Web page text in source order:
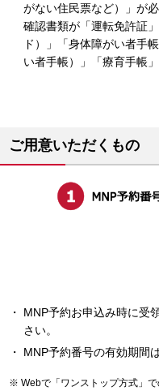
がない住民票など）」が
確認書類が「運転免許証
ド）」「身体障がい者手
い者手帳）」「療育手帳
ご用意いただくもの
MNP予約お申込み時に受
さい。
MNP予約番号の有効期間
Webで「ワンストップ方式」